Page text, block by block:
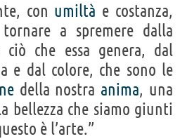
con umiltà e costanza,
a spremere dalla
che essa genera, dal
e dal colore, che sono le
della nostra anima, una
bellezza che siamo giunti
è l’arte.”